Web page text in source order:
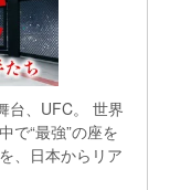
台、UFC。 世界
で“最強”の座を
、日本からリア